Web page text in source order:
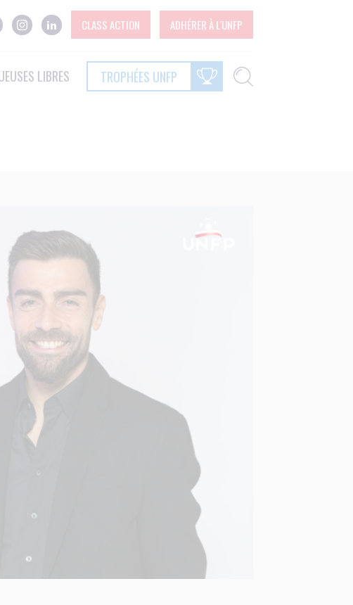
CLASS ACTION ADHÉRER À L'UNFP
LIBRES TROPHÉES UNFP